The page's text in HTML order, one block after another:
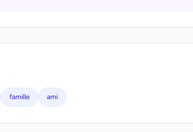
famille ami